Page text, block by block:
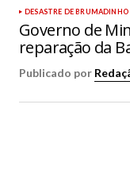
DESASTRE DE BRUMADINHO
Governo de
reparação da
Publicado por